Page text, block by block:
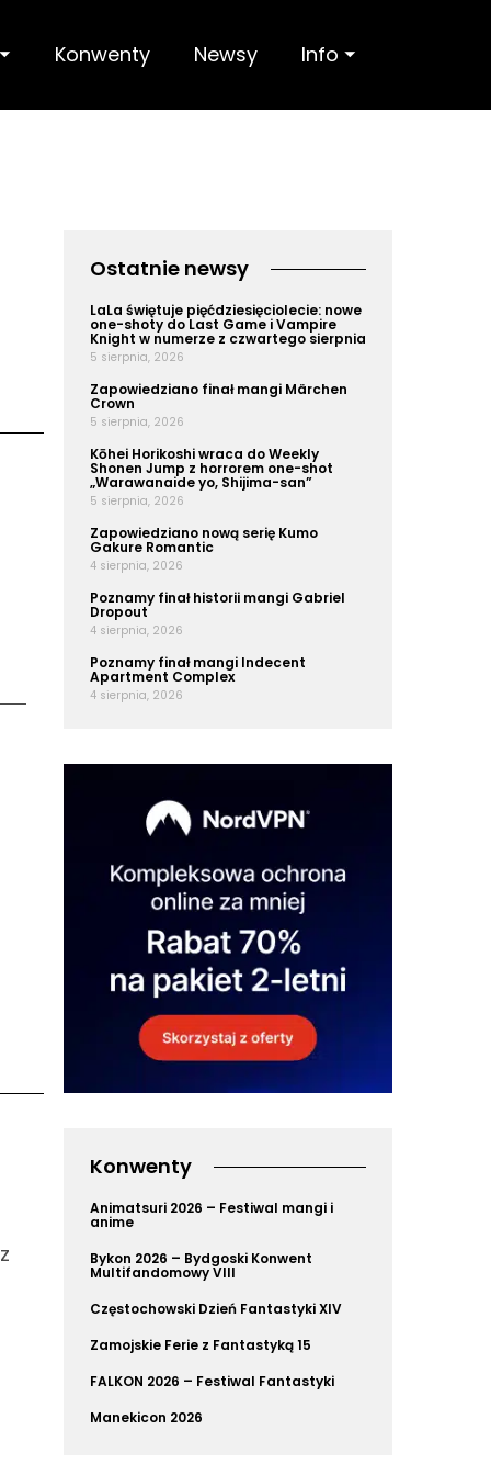
Konwenty Newsy Info ⏷
Ostatnie newsy
LaLa świętuje pięćdziesięciolecie: nowe
one-shoty do Last Game i Vampire
Knight w numerze z czwartego sierpnia
5 sierpnia, 2026
Zapowiedziano finał mangi Märchen
Crown
5 sierpnia, 2026
Kōhei Horikoshi wraca do Weekly
Shonen Jump z horrorem one-shot
„Warawanaide yo, Shijima-san”
5 sierpnia, 2026
Zapowiedziano nową serię Kumo
Gakure Romantic
4 sierpnia, 2026
Poznamy finał historii mangi Gabriel
Dropout
4 sierpnia, 2026
Poznamy finał mangi Indecent
Apartment Complex
4 sierpnia, 2026
Konwenty
Animatsuri 2026 – Festiwal mangi i
anime
Bykon 2026 – Bydgoski Konwent
Multifandomowy VIII
Częstochowski Dzień Fantastyki XIV
Zamojskie Ferie z Fantastyką 15
FALKON 2026 – Festiwal Fantastyki
Manekicon 2026